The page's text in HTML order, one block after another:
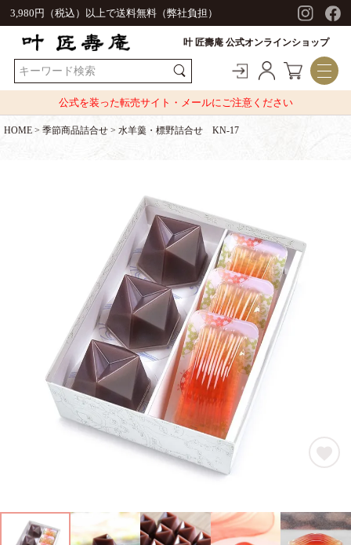
3,980円（税込）以上で送料無料（弊社負担）
叶 匠壽庵 公式オンラインショップ
公式を装った転売サイト・メールにご注意ください
HOME 季節商品詰合せ 水羊羹・標野詰合せ KN-17